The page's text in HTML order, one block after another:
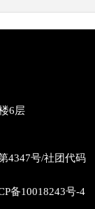
项目课题30多项,
6层
4347号/社团代码
备10018243号-4